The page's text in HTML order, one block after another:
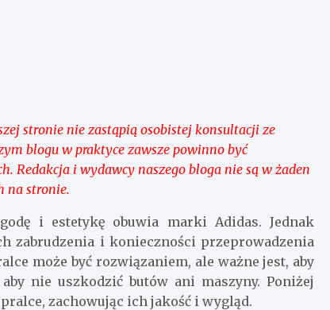
stronie nie zastąpią osobistej konsultacji ze
blogu w praktyce zawsze powinno być
Redakcja i wydawcy naszego bloga nie są w żaden
na stronie.
i estetykę obuwia marki Adidas. Jednak
zabrudzenia i konieczności przeprowadzenia
może być rozwiązaniem, ale ważne jest, aby
nie uszkodzić butów ani maszyny. Poniżej
zachowując ich jakość i wygląd.